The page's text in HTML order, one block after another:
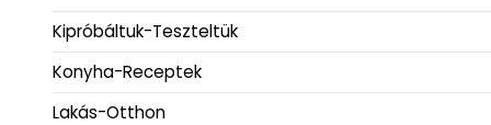
Kipróbáltuk-Teszteltük
Konyha-Receptek
Lakás-Otthon